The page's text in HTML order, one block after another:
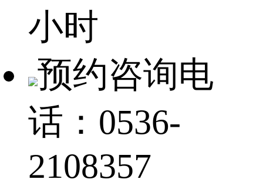
小时
预约咨询电
话：0536-
2108357